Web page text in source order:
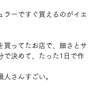
ラーですぐ買えるのがイエ
買ってたお店で、細さとサ
で決めて、たった1日で作
人さんすごい。